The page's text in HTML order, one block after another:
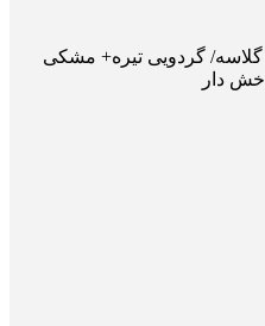
گردویی تیره+ مشکی
خش دار